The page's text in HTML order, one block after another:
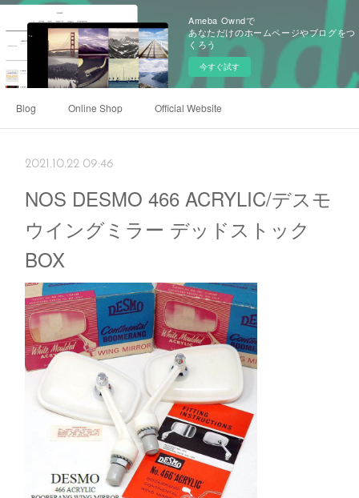
Ameba Owndで
あなただけのホームページやブログをつ
くろう
今すぐ試す
Blog Online Shop Official Website
2021.10.22 09:46
NOS DESMO 466 ACRYLIC/デスモ
ウイングミラー デッドストック
BOX